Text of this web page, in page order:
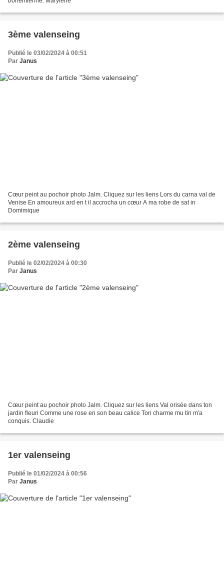
3ème valenseing
Publié le 03/02/2024 à 00:51
Par Janus
Cœur peint au pochoir photo Jalm. Cliquez sur les liens Lors du carna val de
Venise En amoureux ard en t il accrocha un cœur A ma robe de sat in
Domimique
2ème valenseing
Publié le 02/02/2024 à 00:30
Par Janus
Cœur peint au pochoir photo Jalm. Cliquez sur les liens Val orisée dans ton
jardin fleuri Comme une rose en son beau calice Ton charme mu tin m'a
conquis. Claudie
1er valenseing
Publié le 01/02/2024 à 00:56
Par Janus